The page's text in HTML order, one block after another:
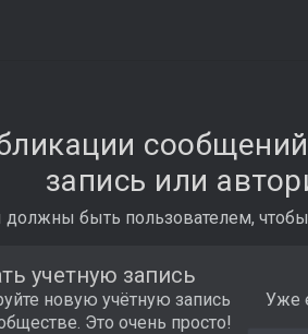
запись или
быть пользователем,
учетную запись
новую учётную запись
Это очень просто!
Уже